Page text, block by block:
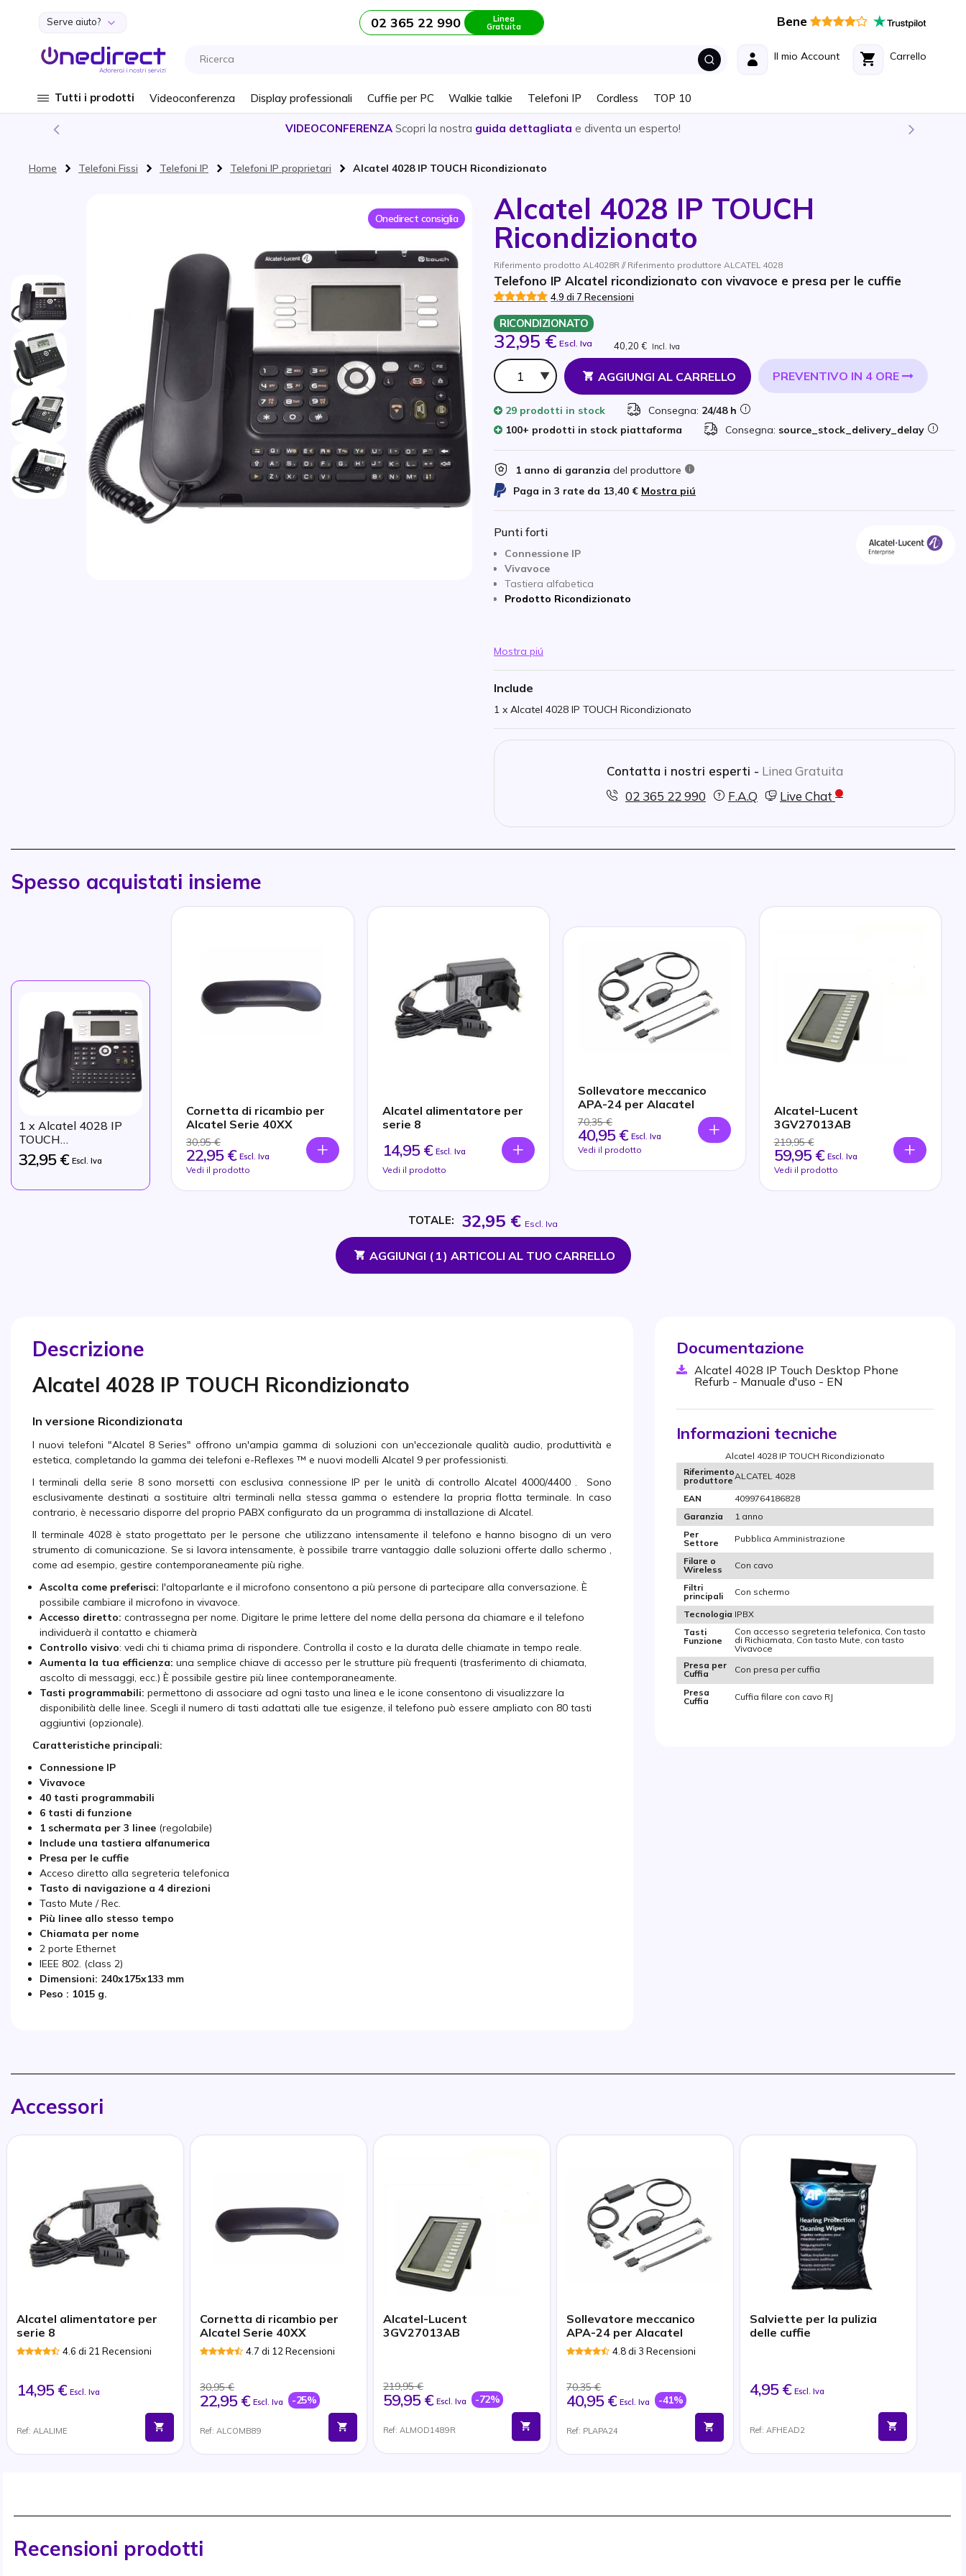
Salta al contenuto
Serve aiuto? 02 365 22 990 Linea
Gratuita Bene
Carrello
Il mio Account
Tutti i prodotti Videoconferenza Display professionali Cuffie per PC Walkie talkie Telefoni IP Cordless TOP 10
VIDEOCONFERENZA Scopri la nostra guida dettagliata e diventa un esperto!
Home Telefoni Fissi Telefoni IP Telefoni IP proprietari Alcatel 4028 IP TOUCH Ricondizionato
Alcatel 4028 IP TOUCH
Ricondizionato
Riferimento prodotto AL4028R // Riferimento produttore ALCATEL 4028
Telefono IP Alcatel ricondizionato con vivavoce e presa per le cuffie
4.9 di 7 Recensioni
RICONDIZIONATO
32,95 € Escl. Iva 40,20 € Incl. Iva
Qtà
AGGIUNGI AL CARRELLO PREVENTIVO IN 4 ORE
29 prodotti in stock Consegna: 24/48 h
100+ prodotti in stock piattaforma
Consegna: source_stock_delivery_delay
1 anno di garanzia del produttore
Paga in 3 rate da 13,40 € Mostra piú
Punti forti
Connessione IP
Vivavoce
Tastiera alfabetica
Prodotto Ricondizionato
Mostra piú
Include
1 x Alcatel 4028 IP TOUCH Ricondizionato
Contatta i nostri esperti - Linea Gratuita
02 365 22 990
F.A.Q Live Chat
Onedirect consiglia
Spesso acquistati insieme
1 x Alcatel 4028 IP
TOUCH
Ricondizionato
32,95 € Escl. Iva
Cornetta di ricambio per
Alcatel Serie 40XX
30,95 €
22,95 € Escl. Iva
Vedi il prodotto
Alcatel alimentatore per
serie 8
14,95 € Escl. Iva
Vedi il prodotto
Sollevatore meccanico
APA-24 per Alacatel
70,35 €
40,95 € Escl. Iva
Vedi il prodotto
Alcatel-Lucent
3GV27013AB
219,95 €
59,95 € Escl. Iva
Vedi il prodotto
TOTALE: 32,95 € Escl. Iva
AGGIUNGI ( 1) ARTICOLI AL TUO CARRELLO
Descrizione
Alcatel 4028 IP TOUCH Ricondizionato
In versione Ricondizionata
I nuovi telefoni "Alcatel 8 Series" offrono un'ampia gamma di soluzioni con un'eccezionale qualità audio, produttività e
estetica, completando la gamma dei telefoni e-Reflexes ™ e nuovi modelli Alcatel 9 per professionisti.
I terminali della serie 8 sono morsetti con esclusiva connessione IP per le unità di controllo Alcatel 4000/4400 . Sono
esclusivamente destinati a sostituire altri terminali nella stessa gamma o estendere la propria flotta terminale. In caso
contrario, è necessario disporre del proprio PABX configurato da un programma di installazione di Alcatel.
Il terminale 4028 è stato progettato per le persone che utilizzano intensamente il telefono e hanno bisogno di un vero
strumento di comunicazione. Se si lavora intensamente, è possibile trarre vantaggio dalle soluzioni offerte dallo schermo ,
come ad esempio, gestire contemporaneamente più righe.
Ascolta come preferisci: l'altoparlante e il microfono consentono a più persone di partecipare alla conversazione. È
possibile cambiare il microfono in vivavoce.
Accesso diretto: contrassegna per nome. Digitare le prime lettere del nome della persona da chiamare e il telefono
individuerà il contatto e chiamerà
Controllo visivo: vedi chi ti chiama prima di rispondere. Controlla il costo e la durata delle chiamate in tempo reale.
Aumenta la tua efficienza: una semplice chiave di accesso per le strutture più frequenti (trasferimento di chiamata,
ascolto di messaggi, ecc.) È possibile gestire più linee contemporaneamente.
Tasti programmabili: permettono di associare ad ogni tasto una linea e le icone consentono di visualizzare la
disponibilità delle linee. Scegli il numero di tasti adattati alle tue esigenze, il telefono può essere ampliato con 80 tasti
aggiuntivi (opzionale).
Caratteristiche principali:
Connessione IP
Vivavoce
40 tasti programmabili
6 tasti di funzione
1 schermata per 3 linee (regolabile)
Include una tastiera alfanumerica
Presa per le cuffie
Acceso diretto alla segreteria telefonica
Tasto di navigazione a 4 direzioni
Tasto Mute / Rec.
Più linee allo stesso tempo
Chiamata per nome
2 porte Ethernet
IEEE 802. (class 2)
Dimensioni: 240x175x133 mm
Peso : 1015 g.
Documentazione
Alcatel 4028 IP Touch Desktop Phone
Refurb - Manuale d'uso - EN
Informazioni tecniche
Alcatel 4028 IP TOUCH Ricondizionato
Riferimento
produttore ALCATEL 4028
EAN
4099764186828
Garanzia
1 anno
Per
Settore
Pubblica Amministrazione
Filare o
Wireless
Con cavo
Filtri
principali
Con schermo
Tecnologia IPBX
Tasti
Funzione
Con accesso segreteria telefonica, Con tasto
di Richiamata, Con tasto Mute, con tasto
Vivavoce
Presa per
Cuffia
Con presa per cuffia
Presa
Cuffia
Cuffia filare con cavo RJ
Accessori
Alcatel alimentatore per
serie 8
4.6 di 21 Recensioni
14,95 € Escl. Iva
Ref: ALALIME
Cornetta di ricambio per
Alcatel Serie 40XX
4.7 di 12 Recensioni
30,95 €
22,95 € Escl. Iva -25%
Ref: ALCOMB89
Alcatel-Lucent
3GV27013AB
219,95 €
59,95 € Escl. Iva -72%
Ref: ALMOD1489R
Sollevatore meccanico
APA-24 per Alacatel
4.8 di 3 Recensioni
70,35 €
40,95 € Escl. Iva -41%
Ref: PLAPA24
Salviette per la pulizia
delle cuffie
4,95 € Escl. Iva
Ref: AFHEAD2
Recensioni prodotti